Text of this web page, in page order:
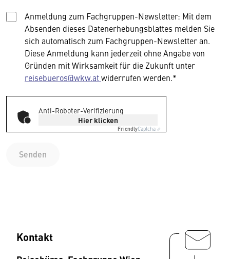
Anmeldung zum Fachgruppen-Newsletter: Mit dem
Absenden dieses Datenerhebungsblattes melden Sie
sich automatisch zum Fachgruppen-Newsletter an.
Diese Anmeldung kann jederzeit ohne Angabe von
Gründen mit Wirksamkeit für die Zukunft unter
reisebueros@wkw.atwiderrufen werden.*
Anti-Roboter-Verifizierung
Hier klicken
FriendlyCaptcha ⇗
Senden
Kontakt